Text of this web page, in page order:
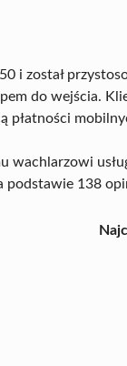
i został
do wejścia.
płatności
wachlarzowi
podstawie 138